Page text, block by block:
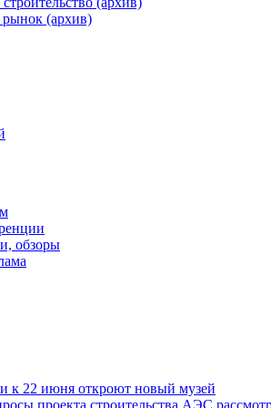
(архив)
обзоры
к 22 июня откроют новый музей
проекта строительства АЭС